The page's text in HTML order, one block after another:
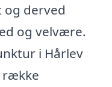
derved
og velvære.
i Hårlev
række